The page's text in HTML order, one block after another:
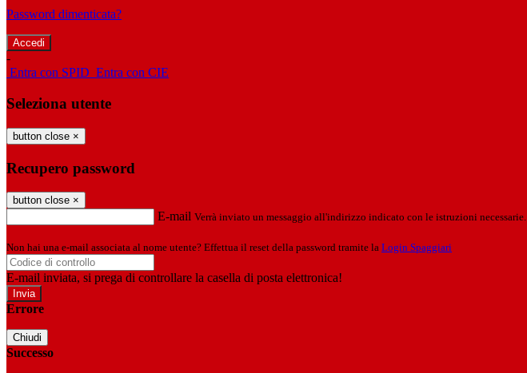
Password dimenticata?
-
Entra con SPID Entra con CIE
Seleziona utente
button close ×
Recupero password
button close ×
E-mail Verrà inviato un messaggio all'indirizzo indicato con le istruzioni necessarie.
Non hai una e-mail associata al nome utente? Effettua il reset della password tramite la Login Spaggiari
E-mail inviata, si prega di controllare la casella di posta elettronica!
Errore
Chiudi
Successo